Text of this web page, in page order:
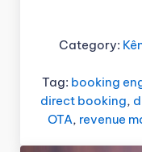
Category:
Tag: booking
direct booking,
OTA, revenue